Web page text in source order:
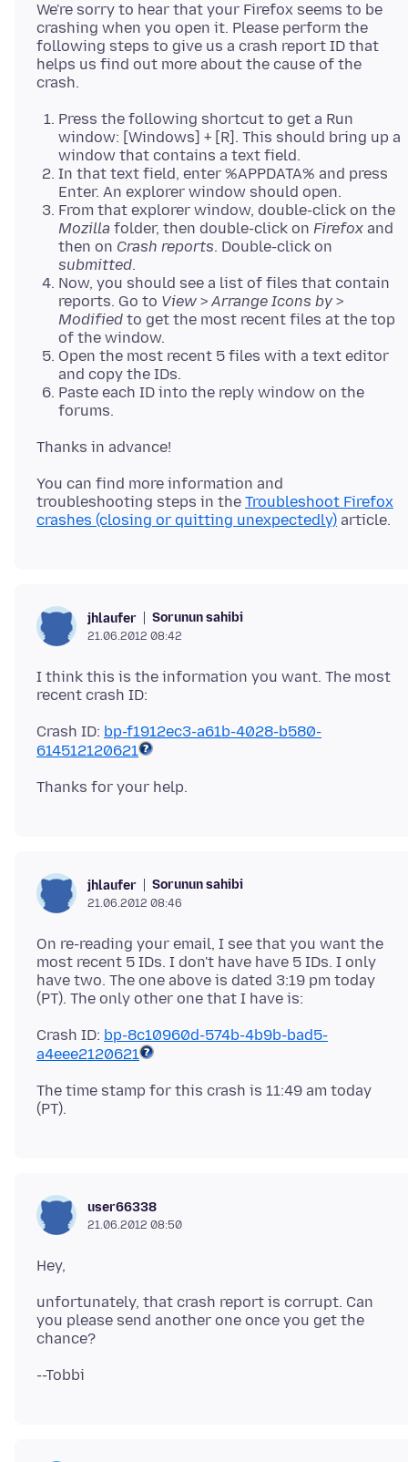
We're sorry to hear that your Firefox seems to be
crashing when you open it. Please perform the
following steps to give us a crash report ID that
helps us find out more about the cause of the
Press the following shortcut to get a Run
window: [Windows] + [R]. This should bring up a
window that contains a text field.
In that text field, enter %APPDATA% and press
Enter. An explorer window should open.
From that explorer window, double-click on the
Mozilla folder, then double-click on Firefox and
then on Crash reports. Double-click on
submitted.
Now, you should see a list of files that contain
reports. Go to View > Arrange Icons by >
Modified to get the most recent files at the top
of the window.
Open the most recent 5 files with a text editor
and copy the IDs.
Paste each ID into the reply window on the
forums.
You can find more information and
troubleshooting steps in the Troubleshoot Firefox
crashes (closing or quitting unexpectedly)
jhlaufer Sorunun sahibi
21.06.2012 08:42
I think this is the information you want. The most
Crash ID: bp-f1912ec3-a61b-4028-b580-
614512120621
jhlaufer Sorunun sahibi
21.06.2012 08:46
On re-reading your email, I see that you want the
most recent 5 IDs. I don't have have 5 IDs. I only
have two. The one above is dated 3:19 pm today
Crash ID: bp-8c10960d-574b-4b9b-bad5-
a4eee2120621
The time stamp for this crash is 11:49 am today
user66338
21.06.2012 08:50
unfortunately, that crash report is corrupt. Can
you please send another one once you get the